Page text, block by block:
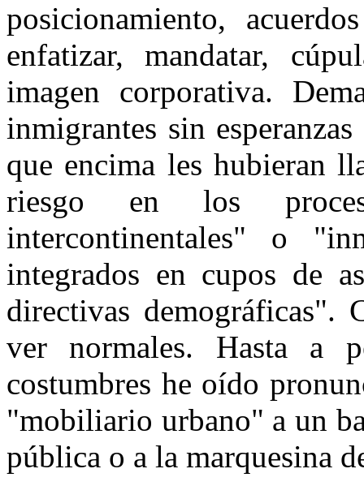
posicionamiento,
enfatizar, mandatar,
imagen corporativa.
inmigrantes sin
que encima les hubieran
riesgo en los
intercontinentales" o
integrados en cupos de
directivas demográficas".
ver normales. Hasta a
costumbres he oído
"mobiliario urbano" a un
pública o a la marquesina